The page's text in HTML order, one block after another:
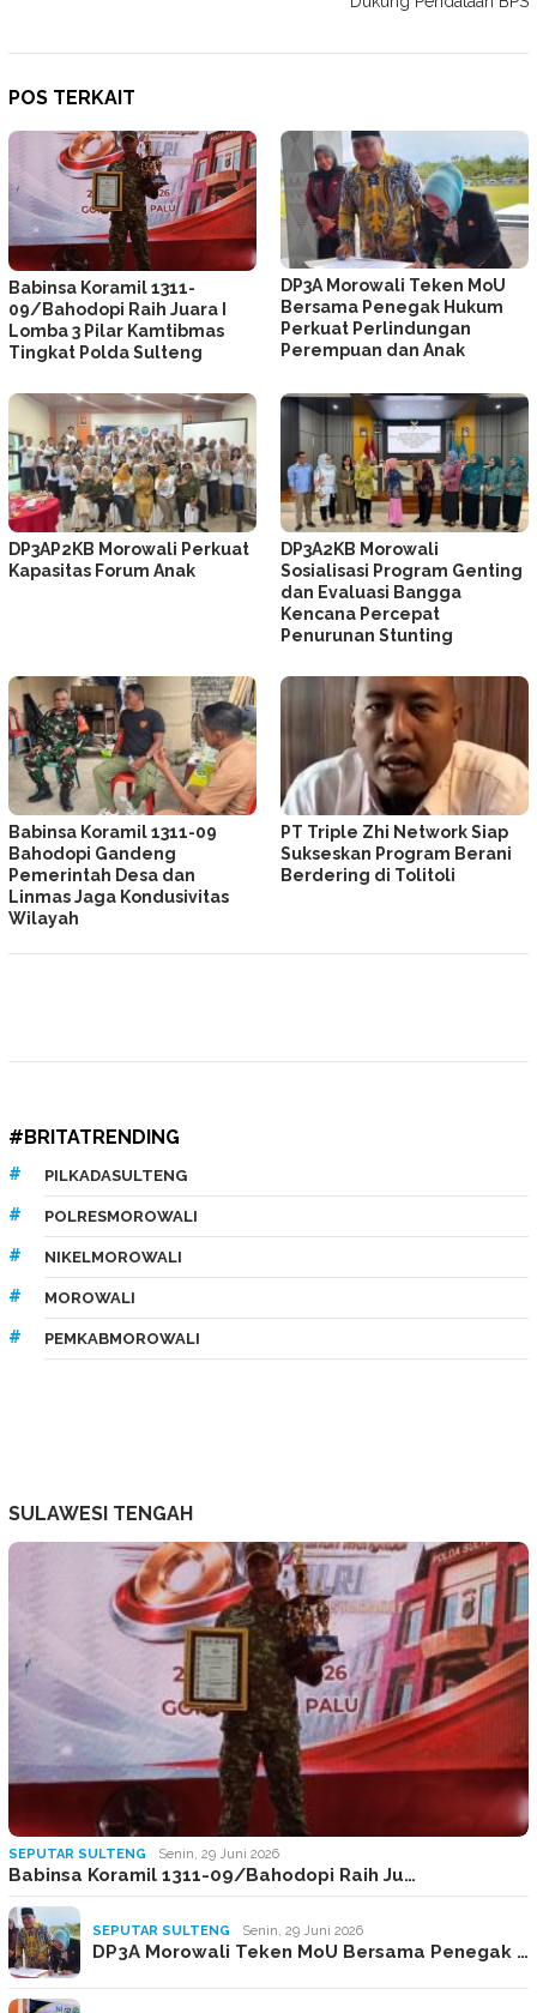
POS TERKAIT
Babinsa Koramil 1311-
09/Bahodopi Raih Juara I
Lomba 3 Pilar Kamtibmas
Tingkat Polda Sulteng
DP3A Morowali Teken MoU
Bersama Penegak Hukum
Perkuat Perlindungan
Perempuan dan Anak
DP3AP2KB Morowali Perkuat
Kapasitas Forum Anak
DP3A2KB Morowali
Sosialisasi Program Genting
dan Evaluasi Bangga
Kencana Percepat
Penurunan Stunting
Babinsa Koramil 1311-09
Bahodopi Gandeng
Pemerintah Desa dan
Linmas Jaga Kondusivitas
Wilayah
PT Triple Zhi Network Siap
Sukseskan Program Berani
Berdering di Tolitoli
#BRITATRENDING
PILKADASULTENG
POLRESMOROWALI
NIKELMOROWALI
MOROWALI
PEMKABMOROWALI
SULAWESI TENGAH
SEPUTAR SULTENG Senin, 29 Juni 2026
Babinsa Koramil 1311-09/Bahodopi Raih Ju…
SEPUTAR SULTENG Senin, 29 Juni 2026
DP3A Morowali Teken MoU Bersama Penegak …